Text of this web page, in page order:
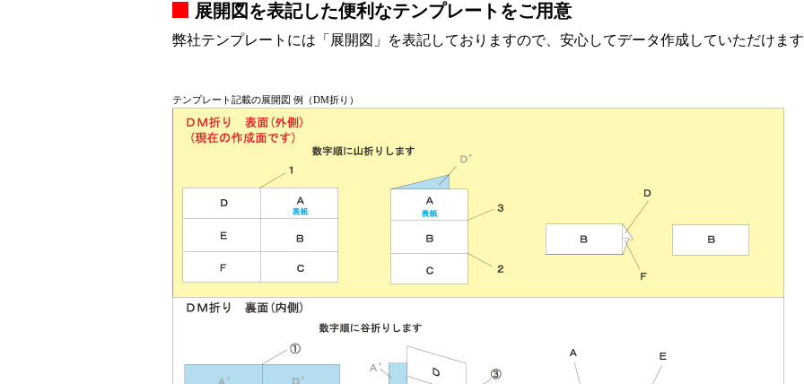
展開図を表記した便利なテンプレートをご用意
弊社テンプレートには「展開図」を表記しておりますので、安心してデータ作成していただけま
テンプレート記載の展開図 例（DM折り）